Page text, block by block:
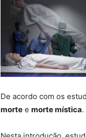
De acordo com os
morte e morte mística.